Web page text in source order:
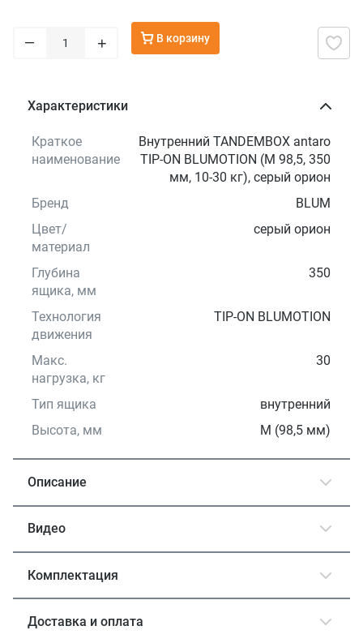
– + В корзину
Характеристики
Краткое
наименование
Внутренний TANDEMBOX antaro
TIP-ON BLUMOTION (M 98,5, 350
мм, 10-30 кг), серый орион
Бренд
BLUM
Цвет/
материал
серый орион
Глубина
ящика, мм
350
Технология
движения
TIP-ON BLUMOTION
Макс.
нагрузка, кг
30
Тип ящика
внутренний
Высота, мм
М (98,5 мм)
Описание
Видео
Комплектация
Доставка и оплата